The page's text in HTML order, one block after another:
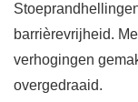
barrièrevrijheid.
verhogingen
overgedraaid.